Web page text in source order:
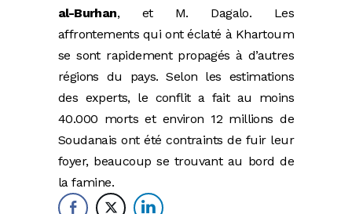
al-Burhan, et M. Dagalo. Les
affrontements qui ont éclaté à Khartoum
se sont rapidement propagés à d’autres
régions du pays. Selon les estimations
des experts, le conflit a fait au moins
40.000 morts et environ 12 millions de
Soudanais ont été contraints de fuir leur
foyer, beaucoup se trouvant au bord de
la famine.